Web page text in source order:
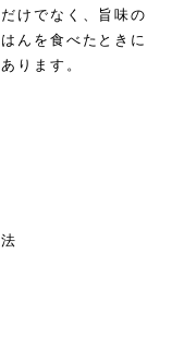
けでなく、旨味の
んを食べたときに
ります。